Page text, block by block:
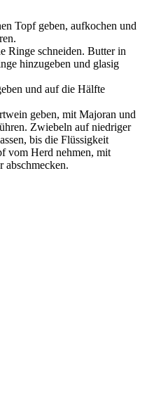
Topf geben, aufkochen und
Ringe schneiden. Butter in
hinzugeben und glasig
und auf die Hälfte
geben, mit Majoran und
Zwiebeln auf niedriger
bis die Flüssigkeit
vom Herd nehmen, mit
abschmecken.